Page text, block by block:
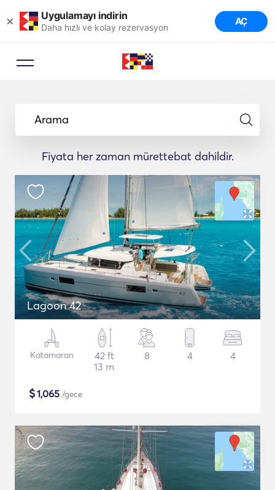
× Uygulamayı indirin
Daha hızlı ve kolay rezervasyon AÇ
Arama
Fiyata her zaman mürettebat dahildir.
Lagoon 42
Katamaran
42 ft
13 m
8 4 4
$1,065 /gece